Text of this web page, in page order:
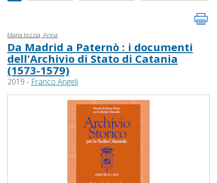
Maria Iozzia, Anna
Da Madrid a Paternò : i documenti
dell'Archivio di Stato di Catania
(1573-1579)
2019 - Franco Angeli